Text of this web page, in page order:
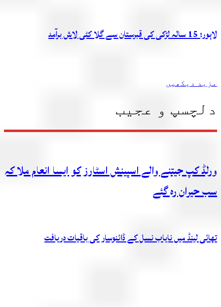
لاہور؛ 15 سالہ لڑکی کی قبرستان سے گلا کٹی لاش برآمد
مزید دیکھیں
دلچسپ و عجیب
ورلڈ کپ جیتنے والے اسپینش اسٹارز کو ایسا انعام ملا کہ
سب حیران رہ گئے
تھائی لینڈ میں نایاب نسل کے ڈائنوسار کی باقیات دریافت